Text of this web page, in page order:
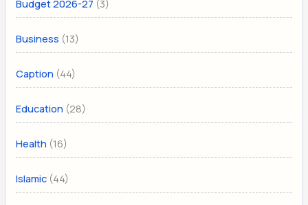
Budget 2026-27 (3)
Business (13)
Caption (44)
Education (28)
Health (16)
Islamic (44)